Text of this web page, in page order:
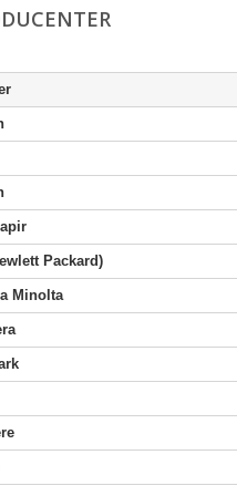
Packard)
Minolta